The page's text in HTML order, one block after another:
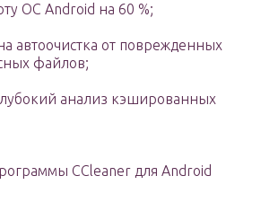
ОС Android на 60 %;
автоочистка от поврежденных
файлов;
анализ кэшированных
ССleaner для Android